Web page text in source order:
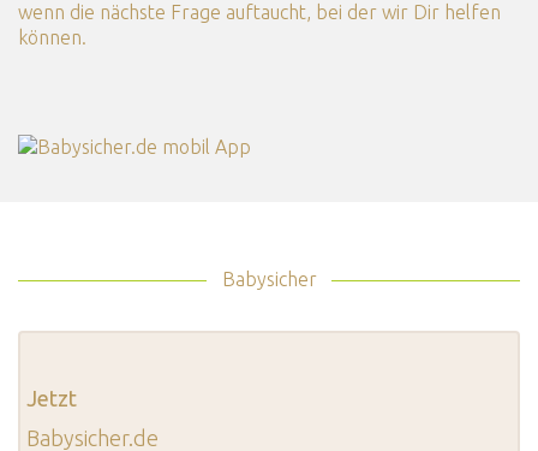
wenn die nächste Frage auftaucht, bei der wir Dir helfen
können.
Babysicher
Jetzt
Babysicher.de